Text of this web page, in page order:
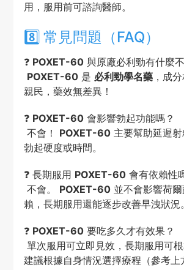
用，服用前可諮詢醫師。
8️⃣ 常見問題（FAQ）
❓ POXET-60與原廠必利勁有什麼
POXET-60是 必利勁學名藥，成
親民，藥效無差異！
❓ POXET-60會影響勃起功能嗎？
不會！ POXET-60主要幫助延遲射
勃起硬度或時間。
❓ 長期服用 POXET-60會有依賴性
不會。 POXET-60並不會影響荷爾
賴，長期服用還能逐步改善早洩狀況。
❓ POXET-60要吃多久才有效果？
單次服用可立即見效，長期服用可根
建議根據自身情況選擇療程（參考上